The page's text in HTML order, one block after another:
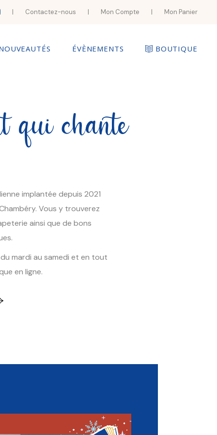
| Contactez-nous | Mon Compte | Mon Panier
ÉVÈNEMENTS BOUTIQUE
qui chante
implantée depuis 2021
Vous y trouverez
ainsi que de bons
mardi au samedi et en tout
en ligne.